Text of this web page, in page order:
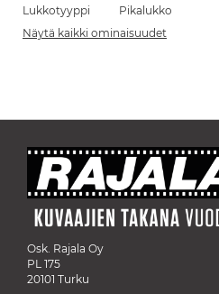
Lukkotyyppi
Pikalukko
Näytä kaikki ominaisuudet
Osk. Rajala Oy
PL 175
20101 Turku